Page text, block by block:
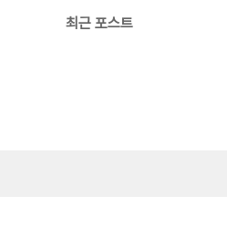
최근 포스트